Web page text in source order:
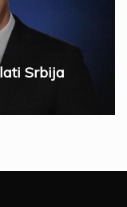
Srbija